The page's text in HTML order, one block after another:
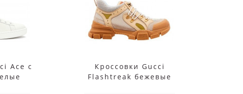
Ace с
Кроссовки Gucci
Flashtreak бежевые